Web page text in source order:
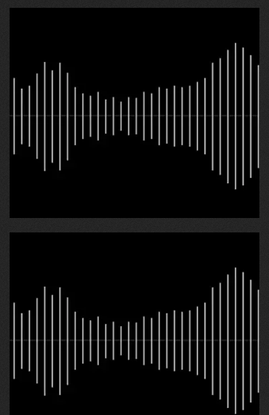
25.04.2026
Любов Лазарівна Безсонова
24.04.2026
Тетяна Аркадіївна Прокопенко